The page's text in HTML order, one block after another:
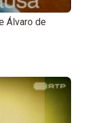
Álvaro de